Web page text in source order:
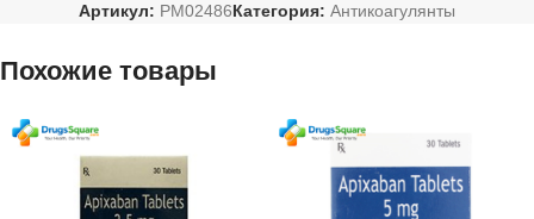
Артикул: PM02486Категория: Антикоагулянты
Похожие товары